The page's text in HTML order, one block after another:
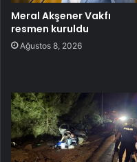
Meral Akşener Vakfı
resmen kuruldu
Ağustos 8, 2026